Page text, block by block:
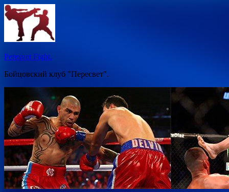
Перейти
к
содержимому
Peresvet Fight.
Бойцовский клуб "Пересвет".